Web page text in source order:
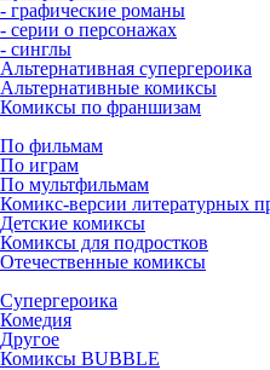
- графические романы
- серии о персонажах
- синглы
Альтернативная супергероика
Альтернативные комиксы
Комиксы по франшизам
По фильмам
По играм
По мультфильмам
Комикс-версии литературных
Детские комиксы
Комиксы для подростков
Отечественные комиксы
Супергероика
Комедия
Другое
Комиксы BUBBLE